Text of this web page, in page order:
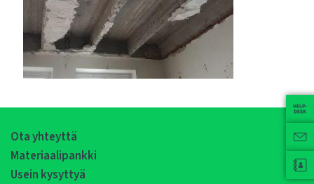
Ota yhteyttä
Materiaalipankki
Usein kysyttyä